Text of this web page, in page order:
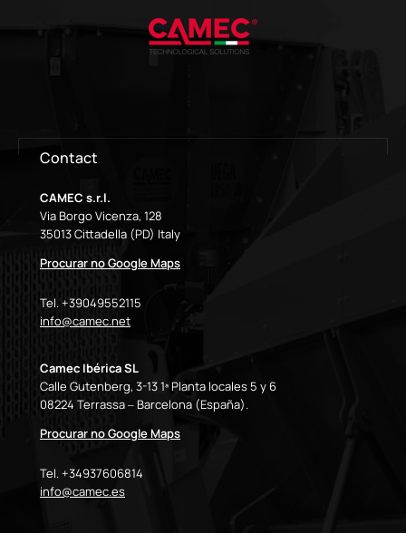
Contact
CAMEC s.r.l.
Via Borgo Vicenza, 128
35013 Cittadella (PD) Italy
Procurar no Google Maps
Tel. +39049552115
info@camec.net
Camec Ibérica SL
Calle Gutenberg, 3-13 1ª Planta locales 5 y 6
08224 Terrassa – Barcelona (España).
Procurar no Google Maps
Tel. +34937606814
info@camec.es